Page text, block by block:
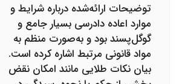
توضیحات ارائه‌شده درباره شرایط و
موارد اعاده دادرسی بسیار جامع و
گوگل‌پسند بود و به‌صورت منظم به
مواد قانونی مرتبط اشاره کرده است.
بیان نکات طلایی مانند امکان نقض